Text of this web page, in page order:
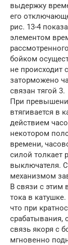
выдержку
его
рис. 13-4
элементом
бойком
не происходит
заторможено
связан тягой 3.
При
втягивается в
действием
некотором
времени,
силой толкает
выключателя.
механизмом
В связи с этим
тока в
что при
срабатывания,
связь якоря с
мгновенно